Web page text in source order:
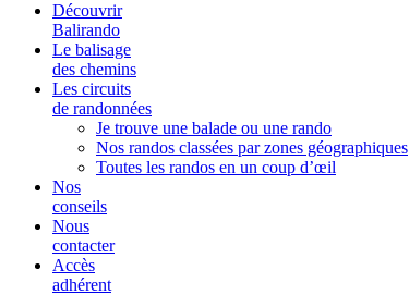
Découvrir
Balirando
Le balisage
des chemins
Les circuits
de randonnées
Je trouve une balade ou une rando
Nos randos classées par zones géographiques
Toutes les randos en un coup d’œil
Nos
conseils
Nous
contacter
Accès
adhérent